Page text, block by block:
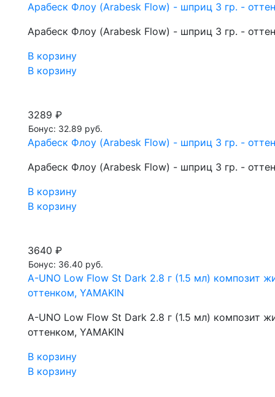
Арабеск Флоу (Arabesk Flow) - шприц 3 гр. -
Арабеск Флоу (Arabesk Flow) - шприц 3 гр. -
В корзину
В корзину
3289 ₽
Бонус: 32.89 руб.
Арабеск Флоу (Arabesk Flow) - шприц 3 гр. -
Арабеск Флоу (Arabesk Flow) - шприц 3 гр. -
В корзину
В корзину
3640 ₽
Бонус: 36.40 руб.
A-UNO Low Flow St Dark 2.8 г (1.5 мл) композит
оттенком, YAMAKIN
A-UNO Low Flow St Dark 2.8 г (1.5 мл) композит
оттенком, YAMAKIN
В корзину
В корзину